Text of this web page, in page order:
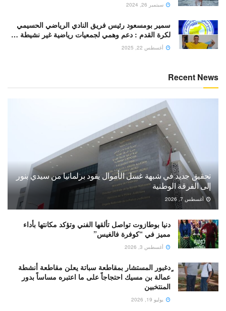
سبتمبر 26, 2024
سمير بومسعود رئيس فريق النادي الرياضي الحسيمي
لكرة القدم : دعم وهمي لجمعيات رياضية غير نشيطة …
أغسطس 22, 2025
Recent News
تحقيق جديد في شبهة غسل الأموال يقود برلمانيا من سيدي بنور
إلى الفرقة الوطنية
أغسطس 7, 2026
دنيا بوطازوت تواصل تألقها الفني وتؤكد مكانتها بأداء
مميز في “كوفرة فالغيس”
أغسطس 3, 2026
ٍدغبور المستشار بمقاطعة سباتة يعلن مقاطعة أنشطة
عمالة بن مسيك احتجاجاً على ما اعتبره مساساً بدور
المنتخبين
يوليو 19, 2026